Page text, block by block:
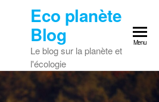
Eco planète
Blog
Le blog sur la planète et
l'écologie
Menu